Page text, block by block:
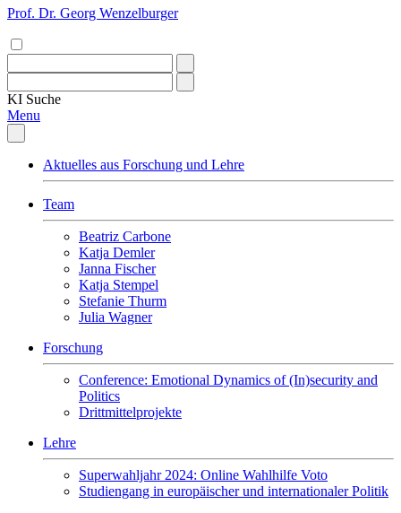
Prof. Dr. Georg Wenzelburger
KI Suche
Menu
Aktuelles aus Forschung und Lehre
Team
Beatriz Carbone
Katja Demler
Janna Fischer
Katja Stempel
Stefanie Thurm
Julia Wagner
Forschung
Conference: Emotional Dynamics of (In)security and
Politics
Drittmittelprojekte
Lehre
Superwahljahr 2024: Online Wahlhilfe Voto
Studiengang in europäischer und internationaler Politik